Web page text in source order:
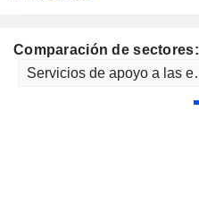
Comparación de sectores: